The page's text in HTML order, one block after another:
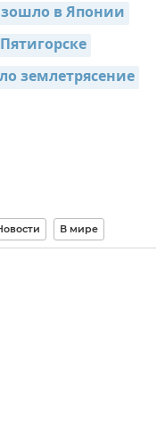
в Японии
землетрясение
В мире